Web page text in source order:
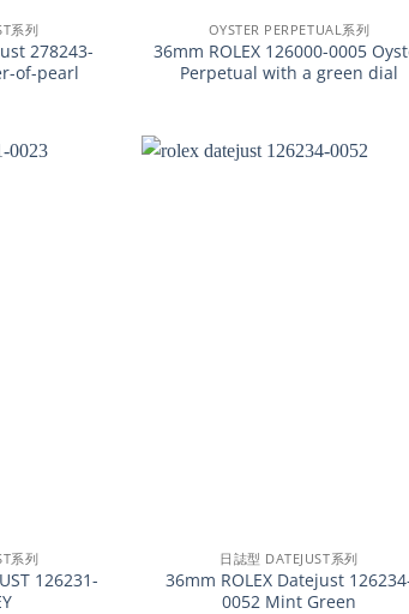
系列
278243-
of-pearl
OYSTER PERPETUAL系列
36mm ROLEX 126000-0005
Perpetual with a green dial
系列
126231-
日誌型 DATEJUST系列
36mm ROLEX Datejust
0052 Mint Green